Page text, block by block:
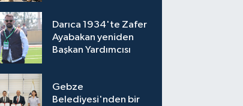
Darıca 1934'te Zafer
Ayabakan yeniden
Başkan Yardımcısı
Gebze
Belediyesi'nden bir